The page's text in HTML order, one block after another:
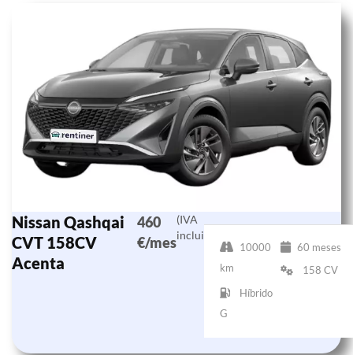
Nissan Qashqai
CVT 158CV
Acenta
460
€/mes
(IVA
incluido)
10000
km
60 meses
158 CV
Híbrido
G